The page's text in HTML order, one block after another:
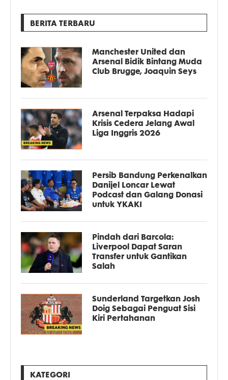
BERITA TERBARU
Manchester United dan
Arsenal Bidik Bintang Muda
Club Brugge, Joaquin Seys
Arsenal Terpaksa Hadapi
Krisis Cedera Jelang Awal
Liga Inggris 2026
Persib Bandung Perkenalkan
Danijel Loncar Lewat
Podcast dan Galang Donasi
untuk YKAKI
Pindah dari Barcola:
Liverpool Dapat Saran
Transfer untuk Gantikan
Salah
Sunderland Targetkan Josh
Doig Sebagai Penguat Sisi
Kiri Pertahanan
KATEGORI